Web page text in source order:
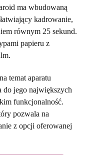
ma wbudowaną
kadrowanie,
równym 25 sekund.
papieru z
temat aparatu
do jego największych
funkcjonalność.
pozwala na
z opcji oferowanej